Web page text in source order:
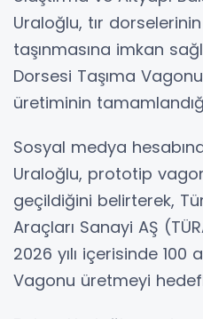
Uraloğlu, tır
taşınmasına imkan
Dorsesi Taşıma
üretiminin
Sosyal medya
Uraloğlu, prototip
geçildiğini belirterek,
Araçları Sanayi AŞ
2026 yılı içerisinde 100
Vagonu üretmeyi